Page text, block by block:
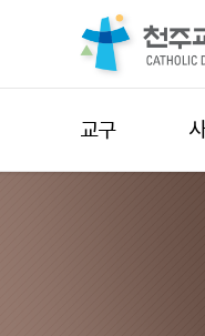
교구